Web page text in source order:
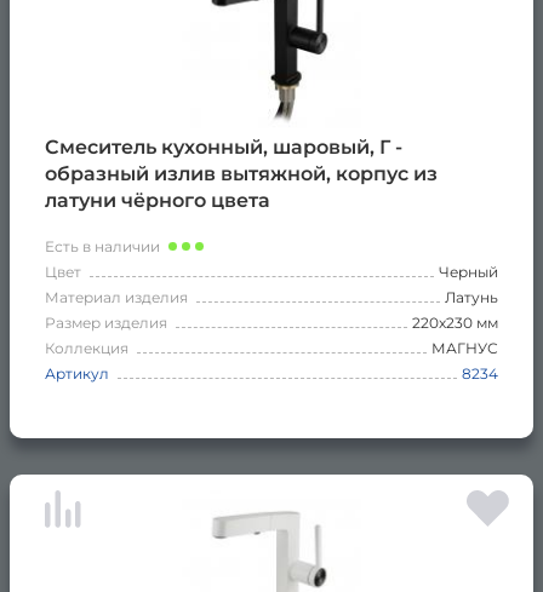
Смеситель кухонный, шаровый, Г -
образный излив вытяжной, корпус из
латуни чёрного цвета
Есть в наличии
Цвет
Черный
Материал изделия
Латунь
Размер изделия
220х230 мм
Коллекция
МАГНУС
Артикул
8234